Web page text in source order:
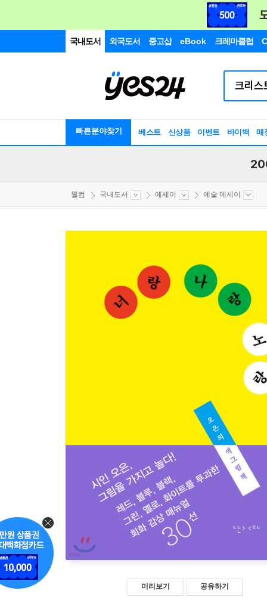
국내도서 외국도서 중고샵 eBook 크레마클럽
빠른분야찾기 베스트 신상품 이벤트 바이백 매
웰컴 국내도서 에세이 예술 에세이
미리보기 공유하기